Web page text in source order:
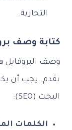
التجارية.
كتابة وصف
وصف البروفايل
تقدم. يجب أن
البحث (SEO):
الكلمات